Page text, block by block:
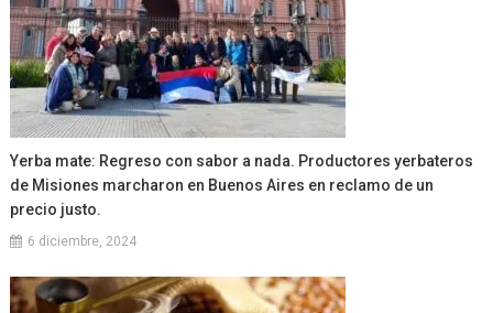
Yerba mate: Regreso con sabor a nada. Productores yerbateros
de Misiones marcharon en Buenos Aires en reclamo de un
precio justo.
6 diciembre, 2024